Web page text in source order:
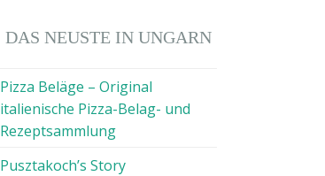
DAS NEUSTE IN UNGARN
Pizza Beläge – Original
italienische Pizza-Belag- und
Rezeptsammlung
Pusztakoch’s Story